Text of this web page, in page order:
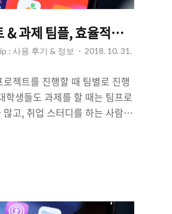
과제 팀플, 효율적으로 만드는
: 사용 후기 & 정보
2018. 10. 31.
젝트를 진행할 때 팀별로 진행
학생들도 과제를 할 때는 팀프로
고, 취업 스터디를 하는 사람들
로젝트/팀플에서 중요한 것은 팀
니다. - 팀 프로젝트/팀플을 위한